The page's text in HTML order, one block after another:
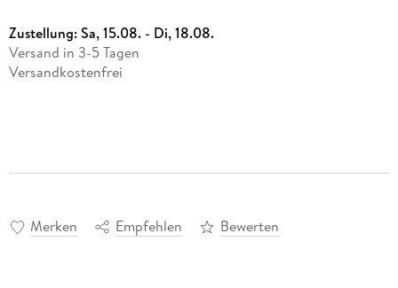
Zustellung:Sa, 15.08. - Di, 18.08.
Versand in 3-5 Tagen
Versandkostenfrei
Merken Empfehlen Bewerten